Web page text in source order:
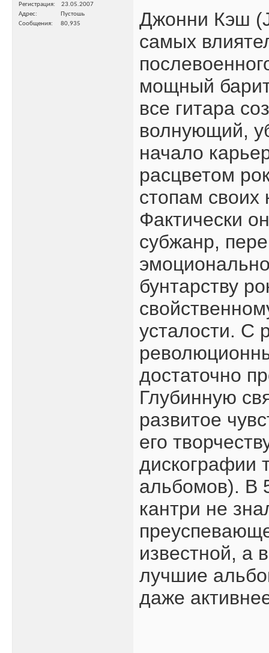
Регистрация
23.05.2007
Адрес
Пустошь
Сообщения
80,935
Джонни Кэш
самых
мощный
все гитара
волнующий,
начало
расцветом
стопам своих
Фактически
субжанр,
бунтарству
усталости. С
достаточно
Глубинную
развитое
его
дискографии
альбомов). В
кантри не
известной, а
лучшие
даже